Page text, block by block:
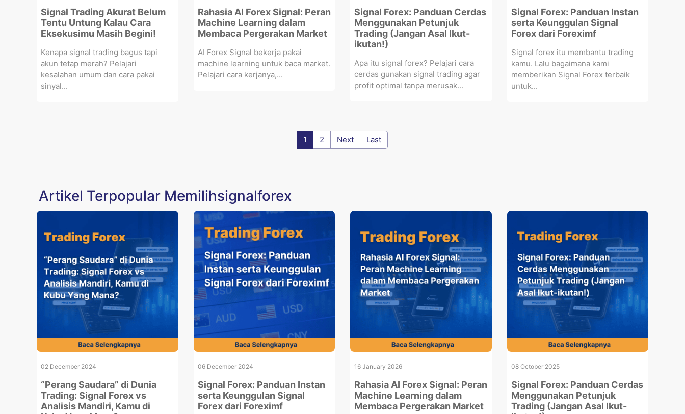
Signal Trading Akurat Belum
Tentu Untung Kalau Cara
Eksekusimu Masih Begini!
Kenapa signal trading bagus tapi
akun tetap merah? Pelajari
kesalahan umum dan cara pakai
sinyal...
Rahasia AI Forex Signal: Peran
Machine Learning dalam
Membaca Pergerakan Market
AI Forex Signal bekerja pakai
machine learning untuk baca market.
Pelajari cara kerjanya,...
Signal Forex: Panduan Cerdas
Menggunakan Petunjuk
Trading (Jangan Asal Ikut-
ikutan!)
Apa itu signal forex? Pelajari cara
cerdas gunakan signal trading agar
profit optimal tanpa merusak...
Signal Forex: Panduan Instan
serta Keunggulan Signal
Forex dari Foreximf
Signal forex itu membantu trading
kamu. Lalu bagaimana kami
memberikan Signal Forex terbaik
untuk...
1 2 Next Last
Artikel Terpopular Memilihsignalforex
02 December 2024
“Perang Saudara” di Dunia
Trading: Signal Forex vs
Analisis Mandiri, Kamu di
06 December 2024
Signal Forex: Panduan Instan
serta Keunggulan Signal
Forex dari Foreximf
16 January 2026
Rahasia AI Forex Signal: Peran
Machine Learning dalam
Membaca Pergerakan Market
08 October 2025
Signal Forex: Panduan Cerdas
Menggunakan Petunjuk
Trading (Jangan Asal Ikut-